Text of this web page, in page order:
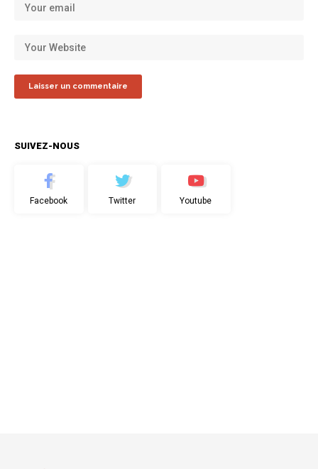
SUIVEZ-NOUS
Facebook Twitter Youtube